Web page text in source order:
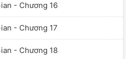
- Chương 16
- Chương 17
- Chương 18